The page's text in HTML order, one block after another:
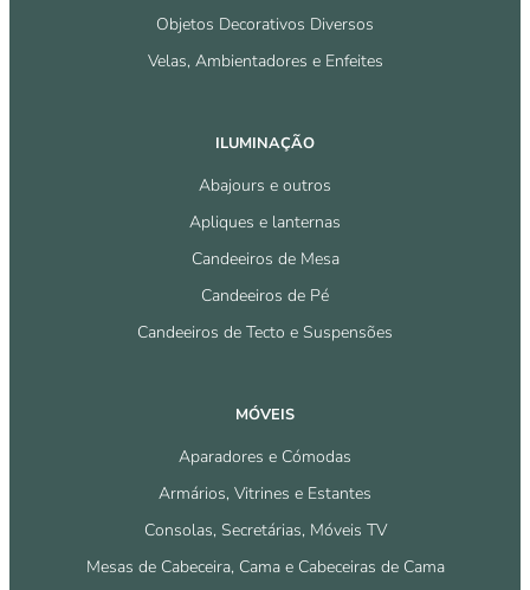
Objetos Decorativos Diversos
Velas, Ambientadores e Enfeites
ILUMINAÇÃO
Abajours e outros
Apliques e lanternas
Candeeiros de Mesa
Candeeiros de Pé
Candeeiros de Tecto e Suspensões
MÓVEIS
Aparadores e Cómodas
Armários, Vitrines e Estantes
Consolas, Secretárias, Móveis TV
Mesas de Cabeceira, Cama e Cabeceiras de Cama